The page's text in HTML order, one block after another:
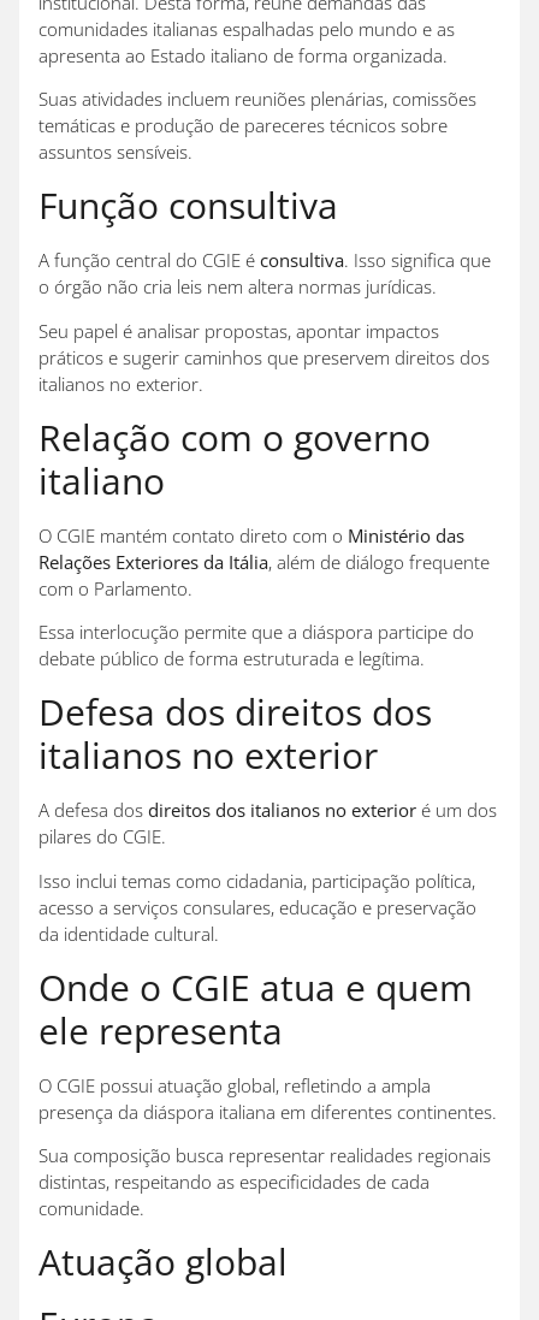
comunidades italianas espalhadas pelo mundo e as
apresenta ao Estado italiano de forma organizada.
Suas atividades incluem reuniões plenárias, comissões
temáticas e produção de pareceres técnicos sobre
assuntos sensíveis.
Função consultiva
A função central do CGIE é consultiva. Isso significa que
o órgão não cria leis nem altera normas jurídicas.
Seu papel é analisar propostas, apontar impactos
práticos e sugerir caminhos que preservem direitos dos
italianos no exterior.
Relação com o governo
italiano
O CGIE mantém contato direto com o Ministério das
Relações Exteriores da Itália, além de diálogo frequente
com o Parlamento.
Essa interlocução permite que a diáspora participe do
debate público de forma estruturada e legítima.
Defesa dos direitos dos
italianos no exterior
A defesa dos direitos dos italianos no exterior é um dos
pilares do CGIE.
Isso inclui temas como cidadania, participação política,
acesso a serviços consulares, educação e preservação
da identidade cultural.
Onde o CGIE atua e quem
ele representa
O CGIE possui atuação global, refletindo a ampla
presença da diáspora italiana em diferentes continentes.
Sua composição busca representar realidades regionais
distintas, respeitando as especificidades de cada
comunidade.
Atuação global